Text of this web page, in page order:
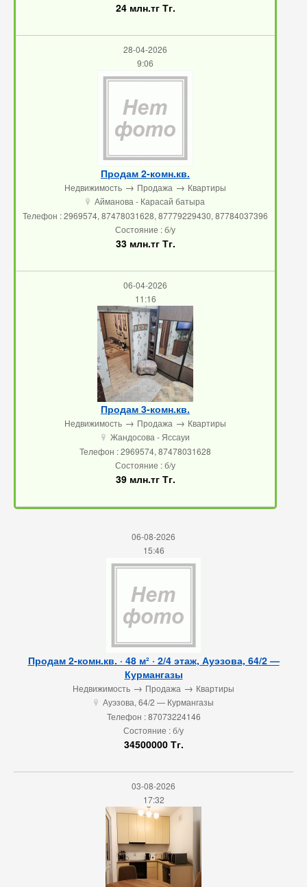
24 млн.тг Тг.
28-04-2026
9:06
Продам 2-комн.кв.
Недвижимость → Продажа → Квартиры
u Айманова - Карасай батыра
Телефон : 2969574, 87478031628, 87779229430, 87784037396
Состояние : б/у
33 млн.тг Тг.
06-04-2026
11:16
Продам 3-комн.кв.
Недвижимость → Продажа → Квартиры
u Жандосова - Яссауи
Телефон : 2969574, 87478031628
Состояние : б/у
39 млн.тг Тг.
06-08-2026
15:46
Продам 2-комн.кв. · 48 м² · 2/4 этаж, Ауэзова, 64/2 —
Курмангазы
Недвижимость → Продажа → Квартиры
u Ауэзова, 64/2 — Курмангазы
Телефон : 87073224146
Состояние : б/у
34500000 Тг.
03-08-2026
17:32